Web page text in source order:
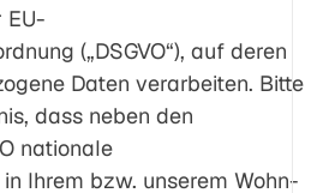
EU-
(„DSGVO“), auf deren
Daten verarbeiten. Bitte
dass neben den
nationale
Ihrem bzw. unserem Wohn-